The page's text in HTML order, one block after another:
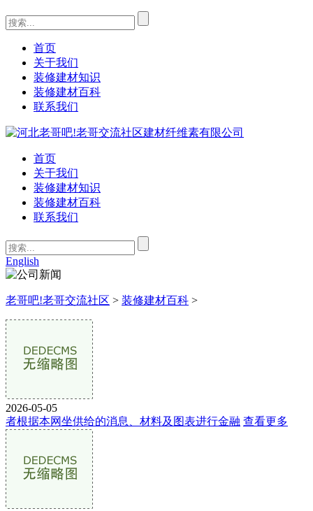
首页
关于我们
装修建材知识
装修建材百科
联系我们
首页
关于我们
装修建材知识
装修建材百科
联系我们
English
老哥吧!老哥交流社区 > 装修建材百科 >
2026-05-05
者根据本网坐供给的消息、材料及图表进行金融 查看更多